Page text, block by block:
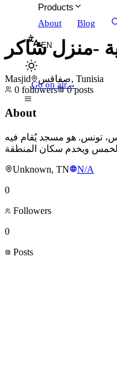
Products
About
Blog
EN
Go on air→
-منزل شاكر
Masjid
صفاقس, Tunisia
0 followers 0 posts
About
تونس. هو مسجد يُقام فيه
Unknown, TN
N/A
0
Followers
0
Posts